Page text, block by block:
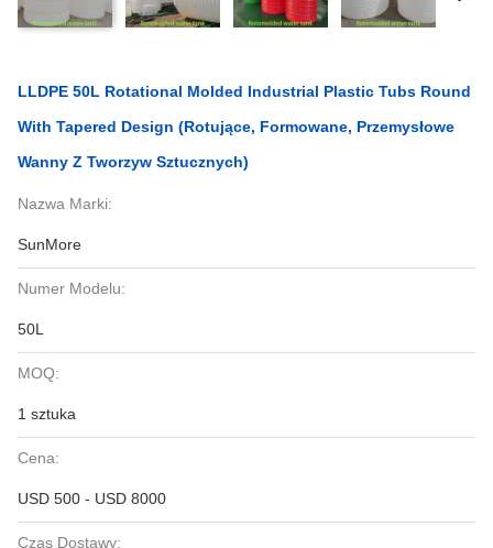
LLDPE 50L Rotational Molded Industrial Plastic Tubs Round
With Tapered Design (Rotujące, Formowane, Przemysłowe
Wanny Z Tworzyw Sztucznych)
Nazwa Marki:
SunMore
Numer Modelu:
50L
MOQ:
1 sztuka
Cena:
USD 500 - USD 8000
Czas Dostawy: